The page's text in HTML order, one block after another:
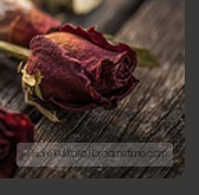
© Siam Pukkato | Dreamstime.com